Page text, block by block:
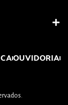
OUVIDORIA